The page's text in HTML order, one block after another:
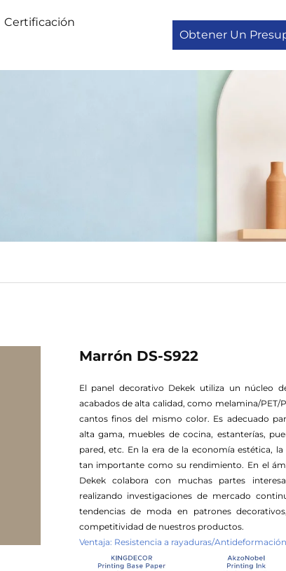
Certificación
Obtener Un
Marrón DS-S922
El panel decorativo Dekek utiliza un núcleo
acabados de alta calidad, como melamina/PET/
cantos finos del mismo color. Es adecuado
alta gama, muebles de cocina, estanterías,
pared, etc. En la era de la economía estética,
tan importante como su rendimiento. En el
Dekek colabora con muchas partes
realizando investigaciones de mercado
tendencias de moda en patrones
competitividad de nuestros productos.
Ventaja: Resistencia a rayaduras/